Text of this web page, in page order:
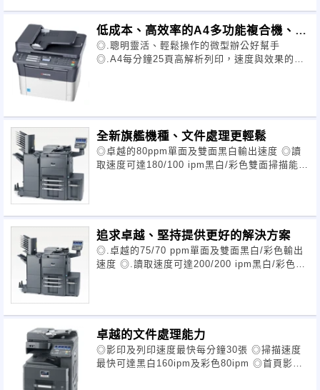
低成本、高效率的A4多功能複合機、為
您商務帶來契機
◎.聰明靈活、輕鬆操作的微型辦公好幫手
◎.A4每分鐘25頁高解析列印，速度與效果的完
全新旗艦機種、文件處理更輕鬆
◎卓越的80ppm單面及雙面黑白輸出速度 ◎讀
取速度可達180/100 ipm黑白/彩色雙面掃描能力
追求卓越、堅持提供更好的解決方案
◎.卓越的75/70 ppm單面及雙面黑白/彩色輸出
速度 ◎.讀取速度可達200/200 ipm黑白/彩色雙
卓越的文件處理能力
◎影印及列印速度最快每分鐘30張 ◎掃描速度
最快可達黑白160ipm及彩色80ipm ◎首頁影印